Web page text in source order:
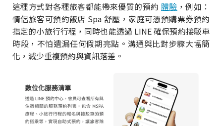
這種方式對各種旅客都能帶來優質的預約 體驗 ，例如：
情侶旅客可預約飯店 Spa 舒壓，家庭可憑預購票券預約
指定的小旅行行程，同時也能透過 LINE 確保預約接駁車
時段，不怕遺漏任何假期亮點。溝通與比對步驟大幅簡
化，減少重複預約與資訊落差。